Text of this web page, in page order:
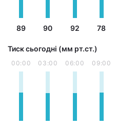
89 90 92 78
Тиск сьогодні (мм рт.ст.)
00:00 03:00 06:00 09:00